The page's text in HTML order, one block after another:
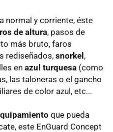
normal y corriente, éste
de altura, pasos de
más bruto, faros
rediseñados, snorkel,
enazul turquesa (como
las taloneras o el gancho
de color azul, etc...
que pueda
este EnGuard Concept